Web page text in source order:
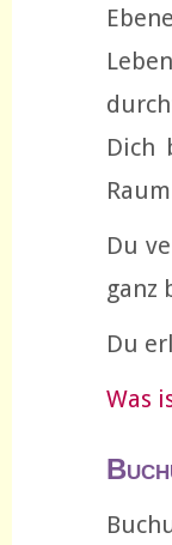
Dich
Du
ganz
Du
Was